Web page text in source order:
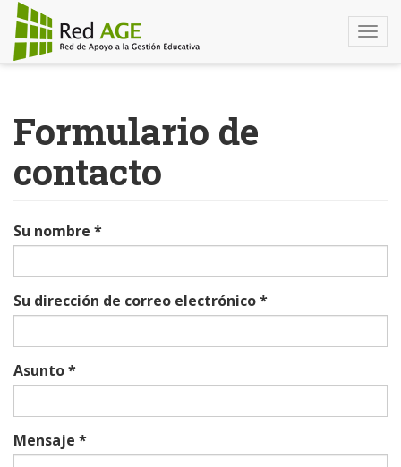
contenido
principal
Formulario de
contacto
Su nombre *
Su dirección de correo electrónico*
Asunto*
Mensaje *